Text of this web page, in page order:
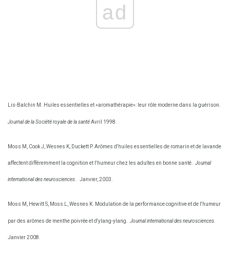
ad
Lis-Balchin M. Huiles essentielles et «aromathérapie»: leur rôle moderne dans la guérison.
Journal de la Société royale de la santéAvril 1998.
Moss M, Cook J, Wesnes K, Duckett P. Arômes d'huiles essentielles de romarin et de lavande
affectent différemment la cognition et l'humeur chez les adultes en bonne santé. Journal
international des neurosciences. Janvier, 2003.
Moss M, Hewitt S, Moss L, Wesnes K. Modulation de la performance cognitive et de l'humeur
par des arômes de menthe poivrée et d'ylang-ylang. Journal international des neurosciences.
Janvier 2008.